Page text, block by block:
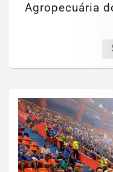
Agropecuária